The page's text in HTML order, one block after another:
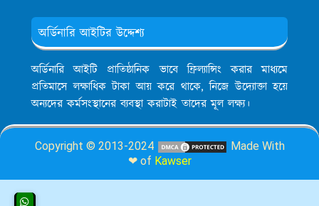
অর্ডিনারি আইটির উদ্দেশ্য
অর্ডিনারি আইটি প্রাতিষ্ঠানিক ভাবে ফ্রিল্যান্সিং করার মাধ্যমে
প্রতিমাসে লক্ষাধিক টাকা আয় করে থাকে, নিজে উদ্যোক্তা হয়ে
অন্যদের কর্মসংস্থানের ব্যবস্থা করাটাই তাদের মূল লক্ষ্য।
Copyright © 2013-2024
Made With
❤ of Kawser